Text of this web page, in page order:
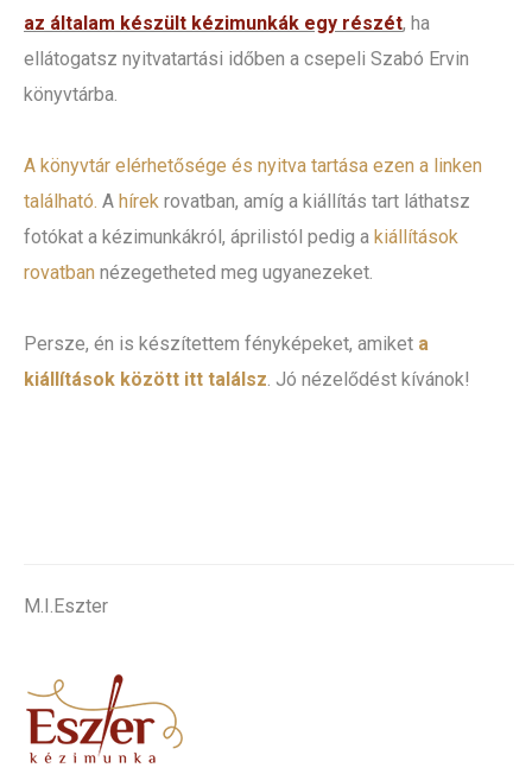
az általam készült kézimunkák egy részét, ha
ellátogatsz nyitvatartási időben a csepeli Szabó Ervin
könyvtárba.
A könyvtár elérhetősége és nyitva tartása ezen a linken
található. A hírek rovatban, amíg a kiállítás tart láthatsz
fotókat a kézimunkákról, áprilistól pedig a kiállítások
rovatban nézegetheted meg ugyanezeket.
Persze, én is készítettem fényképeket, amiket a
kiállítások között itt találsz. Jó nézelődést kívánok!
M.I.Eszter